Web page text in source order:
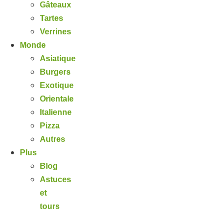
Gâteaux
Tartes
Verrines
Monde
Asiatique
Burgers
Exotique
Orientale
Italienne
Pizza
Autres
Plus
Blog
Astuces
et
tours